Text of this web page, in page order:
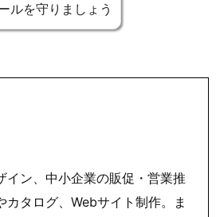
ルを守りましょう
イン、中小企業の販促・営業推
カタログ、Webサイト制作。ま